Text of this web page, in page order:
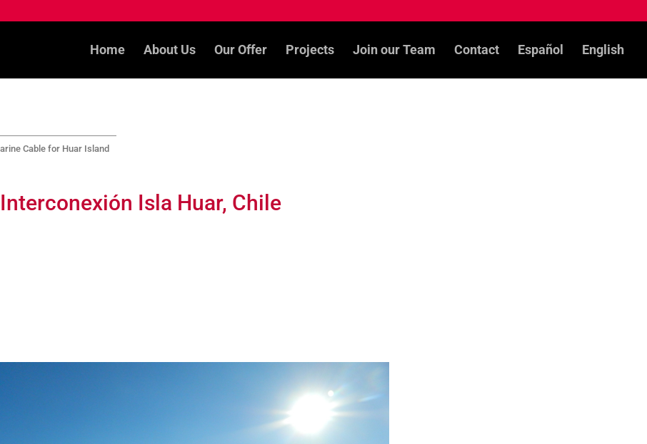
Home About Us Our Offer Projects Join our Team Contact Español English
Cable for Huar Island
Isla Huar, Chile